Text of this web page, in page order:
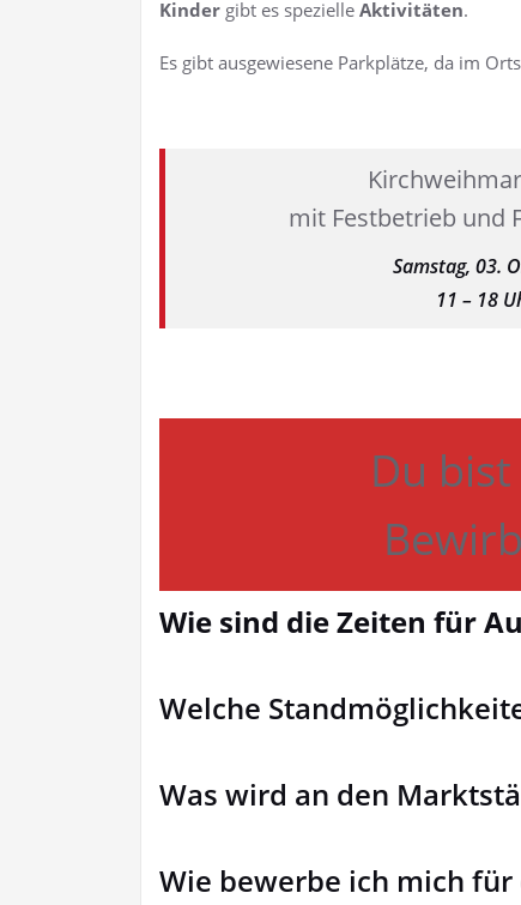
Kinder gibt es spezielle Aktivitäten.
Es gibt ausgewiesene Parkplätze, da im
mit Festbetrieb und
Samstag, 03.
11 – 18
Du
Wie sind die Zeiten für
Welche
Was wird an den
Wie bewerbe ich mich